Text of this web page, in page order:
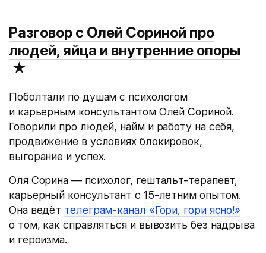
Разговор с Олей Сориной про
людей, яйца и внутренние опоры
★
Поболтали по душам с психологом
и карьерным консультантом Олей Сориной.
Говорили про людей, найм и работу на себя,
продвижение в условиях блокировок,
выгорание и успех.
Оля Сорина — психолог, гештальт-терапевт,
карьерный консультант с 15-летним опытом.
Она ведёт телеграм-канал «Гори, гори ясно!»
о том, как справляться и вывозить без надрыва
и героизма.